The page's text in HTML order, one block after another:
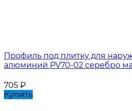
Профиль под плитку для
алюминий PV70-02 серебро
705 ₽
Купить